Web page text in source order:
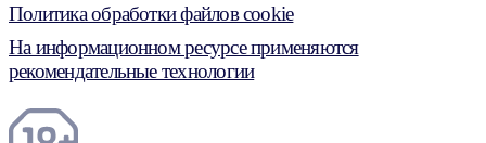
Политика обработки файлов cookie
На информационном ресурсе применяются
рекомендательные технологии